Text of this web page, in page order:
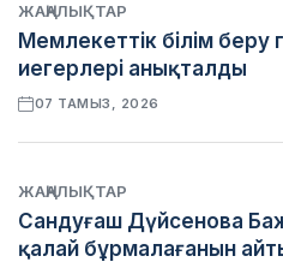
ЖАҢАЛЫҚТАР
Мемлекеттік білім беру
иегерлері анықталды
07 ТАМЫЗ, 2026
ЖАҢАЛЫҚТАР
Сандуғаш Дүйсенова
қалай бұрмалағанын